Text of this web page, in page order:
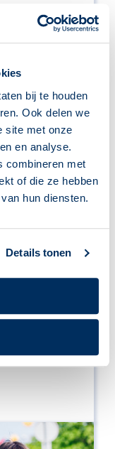
bij te houden
Ook delen we
site met onze
en analyse.
combineren met
of die ze hebben
hun diensten.
Details tonen
maakt
e-mailen en